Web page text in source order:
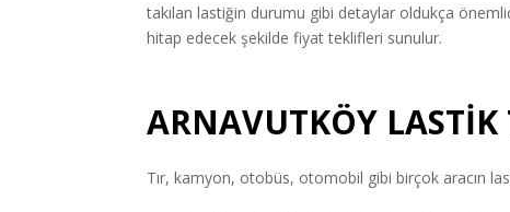
takılan lastiğin durumu gibi detaylar oldukça
hitap edecek şekilde fiyat teklifleri sunulur.
ARNAVUTKÖY
Tır, kamyon, otobüs, otomobil gibi birçok aracın